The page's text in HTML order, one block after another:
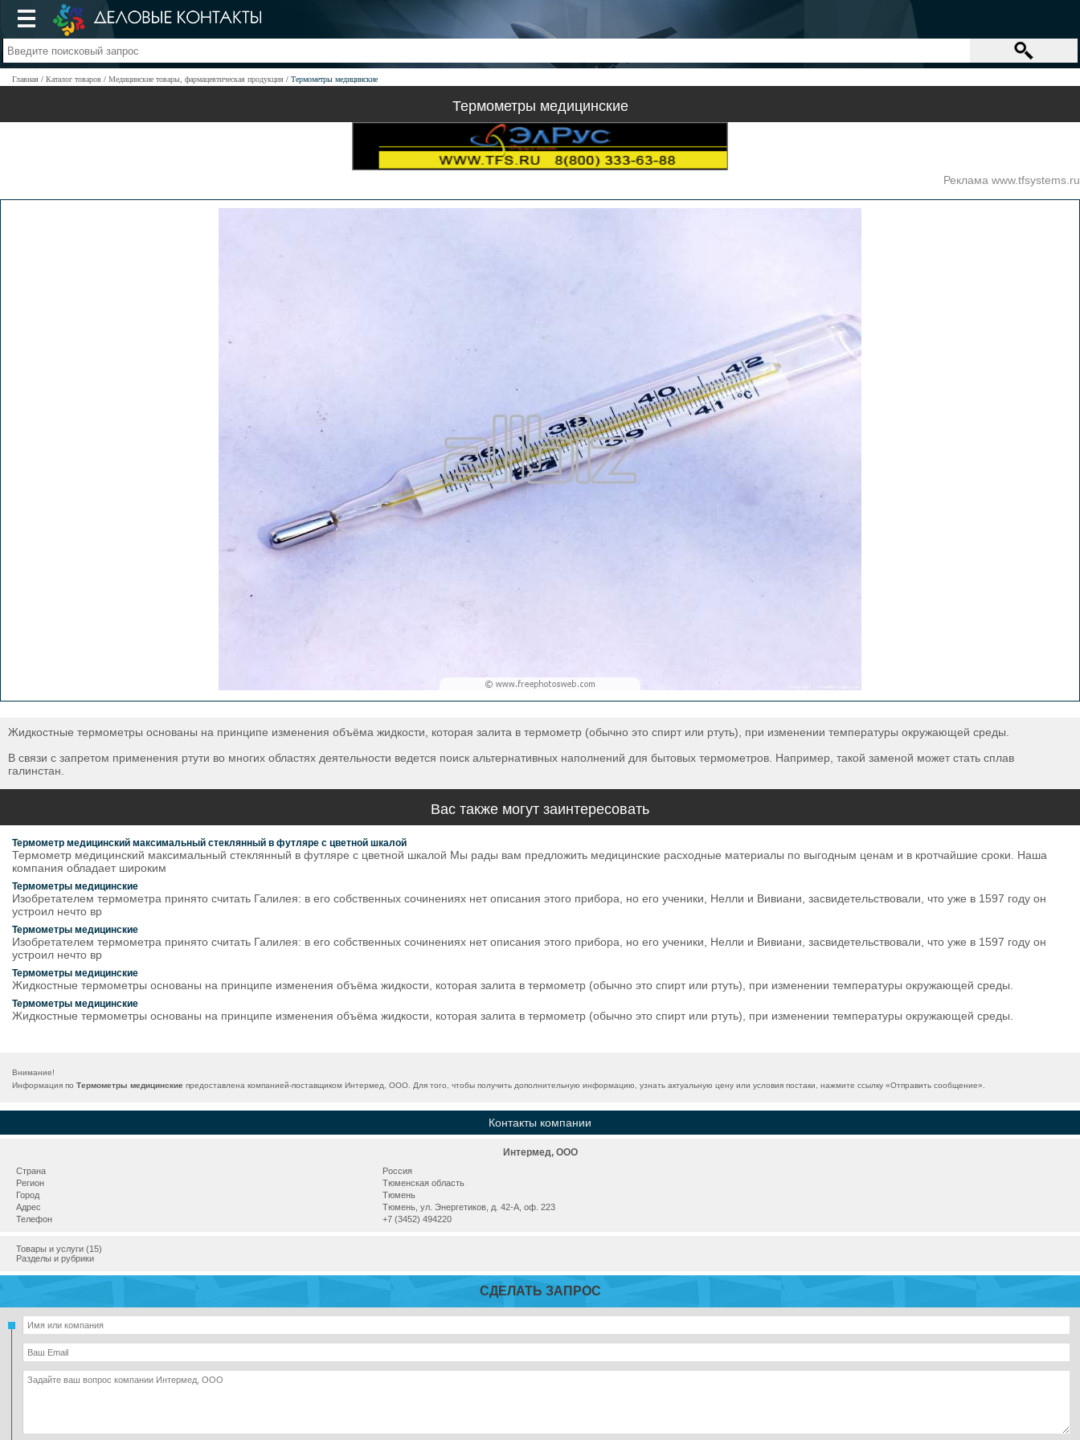
Главная Каталог товаров Медицинские товары, фармацевтическая продукция Термометры медицинские
Термометры медицинские
Реклама www.tfsystems.ru
Жидкостные термометры основаны на принципе изменения объёма жидкости, которая залита в термометр (обычно это спирт или ртуть), при изменении температуры окружающей среды.
В связи с запретом применения ртути во многих областях деятельности ведется поиск альтернативных наполнений для бытовых термометров. Например, такой заменой может стать сплав
галинстан.
Вас также могут заинтересовать
Термометр медицинский максимальный стеклянный в футляре с цветной шкалой
Термометр медицинский максимальный стеклянный в футляре с цветной шкалой Мы рады вам предложить медицинские расходные материалы по выгодным ценам и в кротчайшие сроки. Наша
компания обладает широким
Термометры медицинские
Изобретателем термометра принято считать Галилея: в его собственных сочинениях нет описания этого прибора, но его ученики, Нелли и Вивиани, засвидетельствовали, что уже в 1597 году он
устроил нечто вр
Термометры медицинские
Изобретателем термометра принято считать Галилея: в его собственных сочинениях нет описания этого прибора, но его ученики, Нелли и Вивиани, засвидетельствовали, что уже в 1597 году он
устроил нечто вр
Термометры медицинские
Жидкостные термометры основаны на принципе изменения объёма жидкости, которая залита в термометр (обычно это спирт или ртуть), при изменении температуры окружающей среды.
Термометры медицинские
Жидкостные термометры основаны на принципе изменения объёма жидкости, которая залита в термометр (обычно это спирт или ртуть), при изменении температуры окружающей среды.
Внимание!
Информация по Термометры медицинские предоставлена компанией-поставщиком Интермед, ООО. Для того, чтобы получить дополнительную информацию, узнать актуальную цену или условия постаки, нажмите ссылку «Отправить сообщение».
Контакты компании
Интермед, ООО
Страна
Россия
Регион
Тюменская область
Город
Тюмень
Адрес
Тюмень, ул. Энергетиков, д. 42-А, оф. 223
Телефон
+7 (3452) 494220
Товары и услуги (15)
Разделы и рубрики
СДЕЛАТЬ ЗАПРОС